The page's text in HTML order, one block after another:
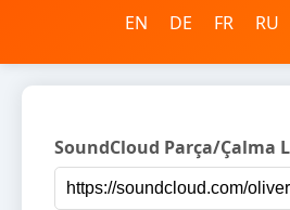
EN DE FR RU
SoundCloud Parça/Çalma